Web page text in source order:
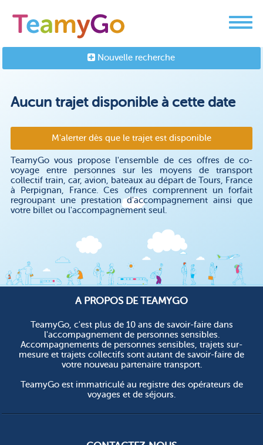
Nouvelle recherche
Aucun trajet disponible à cette date
M'alerter dès que le trajet est disponible
TeamyGo vous propose l'ensemble de ces offres de co-
voyage entre personnes sur les moyens de transport
collectif train, car, avion, bateaux au départ de Tours, France
à Perpignan, France. Ces offres comprennent un forfait
regroupant une prestation d'accompagnement ainsi que
votre billet ou l'accompagnement seul.
A PROPOS DE TEAMYGO
TeamyGo, c'est plus de 10 ans de savoir-faire dans
l'accompagnement de personnes sensibles.
Accompagnements de personnes sensibles, trajets sur-
mesure et trajets collectifs sont autant de savoir-faire de
votre nouveau partenaire transport.
TeamyGo est immatriculé au registre des opérateurs de
voyages et de séjours.